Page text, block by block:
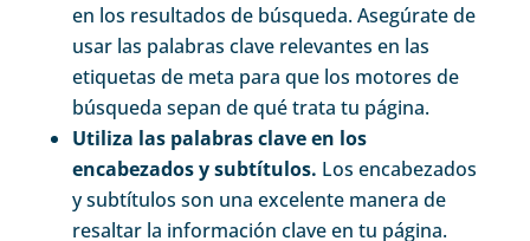
en los resultados de búsqueda. Asegúrate de
usar las palabras clave relevantes en las
etiquetas de meta para que los motores de
búsqueda sepan de qué trata tu página.
Utiliza las palabras clave en los
encabezados y subtítulos. Los encabezados
y subtítulos son una excelente manera de
resaltar la información clave en tu página.